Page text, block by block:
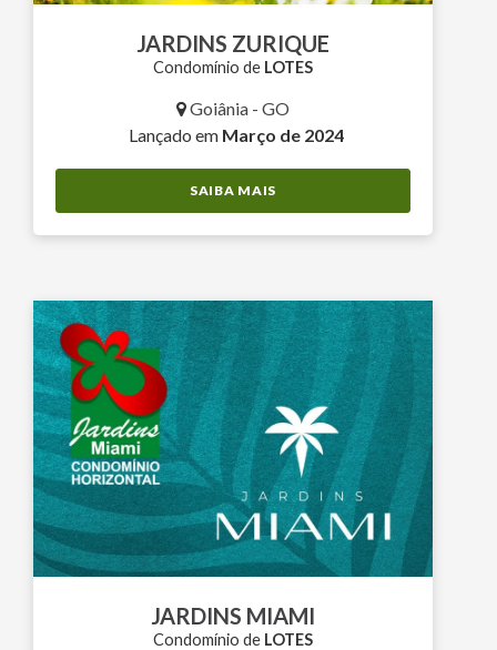
JARDINS ZURIQUE
Condomínio de LOTES
Goiânia - GO
Lançado em Março de 2024
SAIBA MAIS
JARDINS MIAMI
Condomínio de LOTES